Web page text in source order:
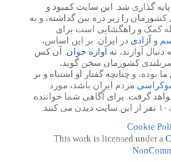
فضول محله در ۱۳ اسفند ۱۳۸۷ پایه گذاری شد. این سایت کمبود و
کشورمان را زیر ذره بین گذاشته، و به
کمک و راهگشایی است برای
و آزادی در ایران. بر این اساس،
آوازند، نه آوازه خوان . آن کس
کشورمان سخن گوید،
و چنانچه گفتار او اشتباه و بر
مردم ایران باشد، مورد
گرفت. برای آگاهی شما خواننده
Cookie
This work is licensed under a